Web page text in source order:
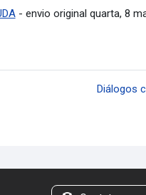
- envio original quarta, 8
Diálogos